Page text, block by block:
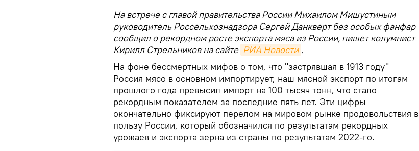
На встрече с главой правительства России Михаилом Мишустиным
руководитель Россельхознадзора Сергей Данкверт без особых фанфар
сообщил о рекордном росте экспорта мяса из России, пишет колумнист
Кирилл Стрельников на сайте РИА Новости .
На фоне бессмертных мифов о том, что "застрявшая в 1913 году"
Россия мясо в основном импортирует, наш мясной экспорт по итогам
прошлого года превысил импорт на 100 тысяч тонн, что стало
рекордным показателем за последние пять лет. Эти цифры
окончательно фиксируют перелом на мировом рынке продовольствия в
пользу России, который обозначился по результатам рекордных
урожаев и экспорта зерна из страны по результатам 2022-го.